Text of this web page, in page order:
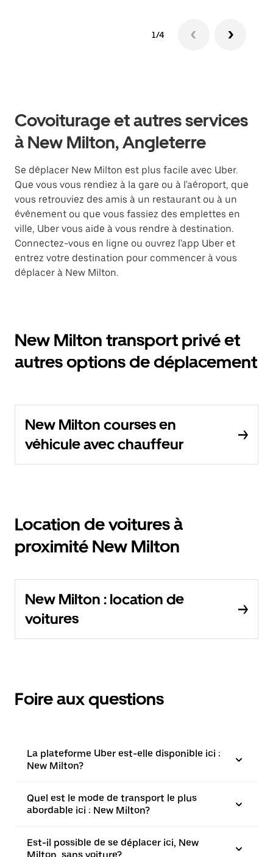
1/4
Covoiturage et autres services
à New Milton, Angleterre
Se déplacer New Milton est plus facile avec Uber.
Que vous vous rendiez à la gare ou à l'aéroport, que
vous retrouviez des amis à un restaurant ou à un
événement ou que vous fassiez des emplettes en
ville, Uber vous aide à vous rendre à destination.
Connectez-vous en ligne ou ouvrez l'app Uber et
entrez votre destination pour commencer à vous
déplacer à New Milton.
New Milton transport privé et
autres options de déplacement
New Milton courses en
véhicule avec chauffeur
Location de voitures à
proximité New Milton
New Milton : location de
voitures
Foire aux questions
La plateforme Uber est-elle disponible ici :
New Milton?
Quel est le mode de transport le plus
abordable ici : New Milton?
Est-il possible de se déplacer ici, New